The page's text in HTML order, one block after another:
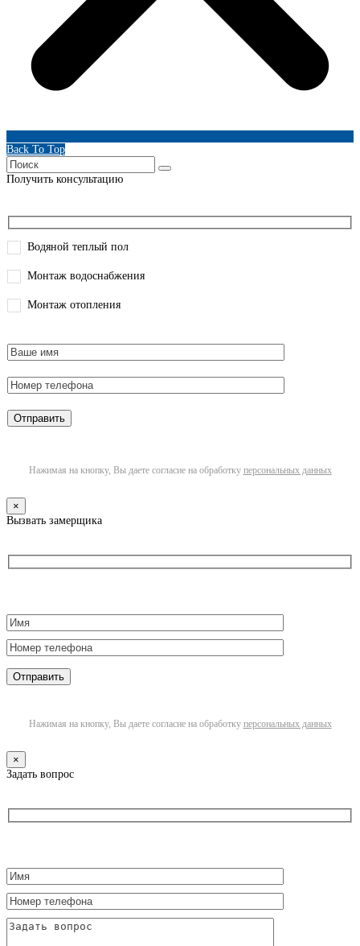
Back To Top
Получить консультацию
Водяной теплый пол
Монтаж водоснабжения
Монтаж отопления
Нажимая на кнопку, Вы даете согласие на обработку персональных данных
×
Вызвать замерщика
Нажимая на кнопку, Вы даете согласие на обработку персональных данных
×
Задать вопрос